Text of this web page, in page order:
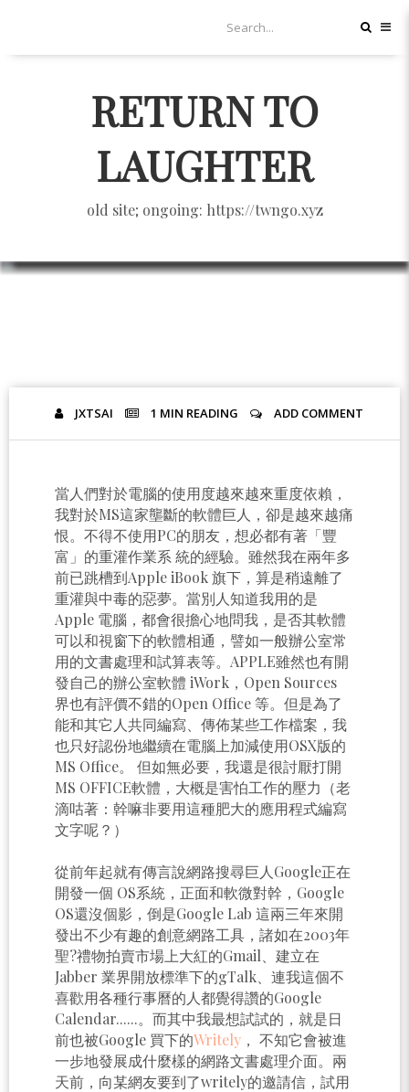
RETURN TO
LAUGHTER
old site; ongoing: https://twngo.xyz
JXTSAI 1 MIN READING ADD COMMENT
當人們對於電腦的使用度越來越來重度依賴，
我對於MS這家壟斷的軟體巨人，卻是越來越痛
恨。不得不使用PC的朋友，想必都有著「豐
富」的重灌作業系 統的經驗。雖然我在兩年多
前已跳槽到Apple iBook 旗下，算是稍遠離了
重灌與中毒的惡夢。當別人知道我用的是
Apple 電腦，都會很擔心地問我，是否其軟體
可以和視窗下的軟體相通，譬如一般辦公室常
用的文書處理和試算表等。APPLE雖然也有開
發自己的辦公室軟體 iWork，Open Sources
界也有評價不錯的Open Office 等。但是為了
能和其它人共同編寫、傳佈某些工作檔案，我
也只好認份地繼續在電腦上加減使用OSX版的
MS Office。 但如無必要，我還是很討厭打開
MS OFFICE軟體，大概是害怕工作的壓力（老
滴咕著：幹嘛非要用這種肥大的應用程式編寫
文字呢？）
從前年起就有傳言說網路搜尋巨人Google正在
開發一個 OS系統，正面和軟微對幹，Google
OS還沒個影，倒是Google Lab 這兩三年來開
發出不少有趣的創意網路工具，諸如在2003年
聖?禮物拍賣市場上大紅的Gmail、建立在
Jabber 業界開放標準下的gTalk、連我這個不
喜歡用各種行事曆的人都覺得讚的Google
Calendar......。而其中我最想試試的，就是日
前也被Google 買下的Writely ， 不知它會被進
一步地發展成什麼樣的網路文書處理介面。兩
天前，向某網友要到了writely的邀請信，試用